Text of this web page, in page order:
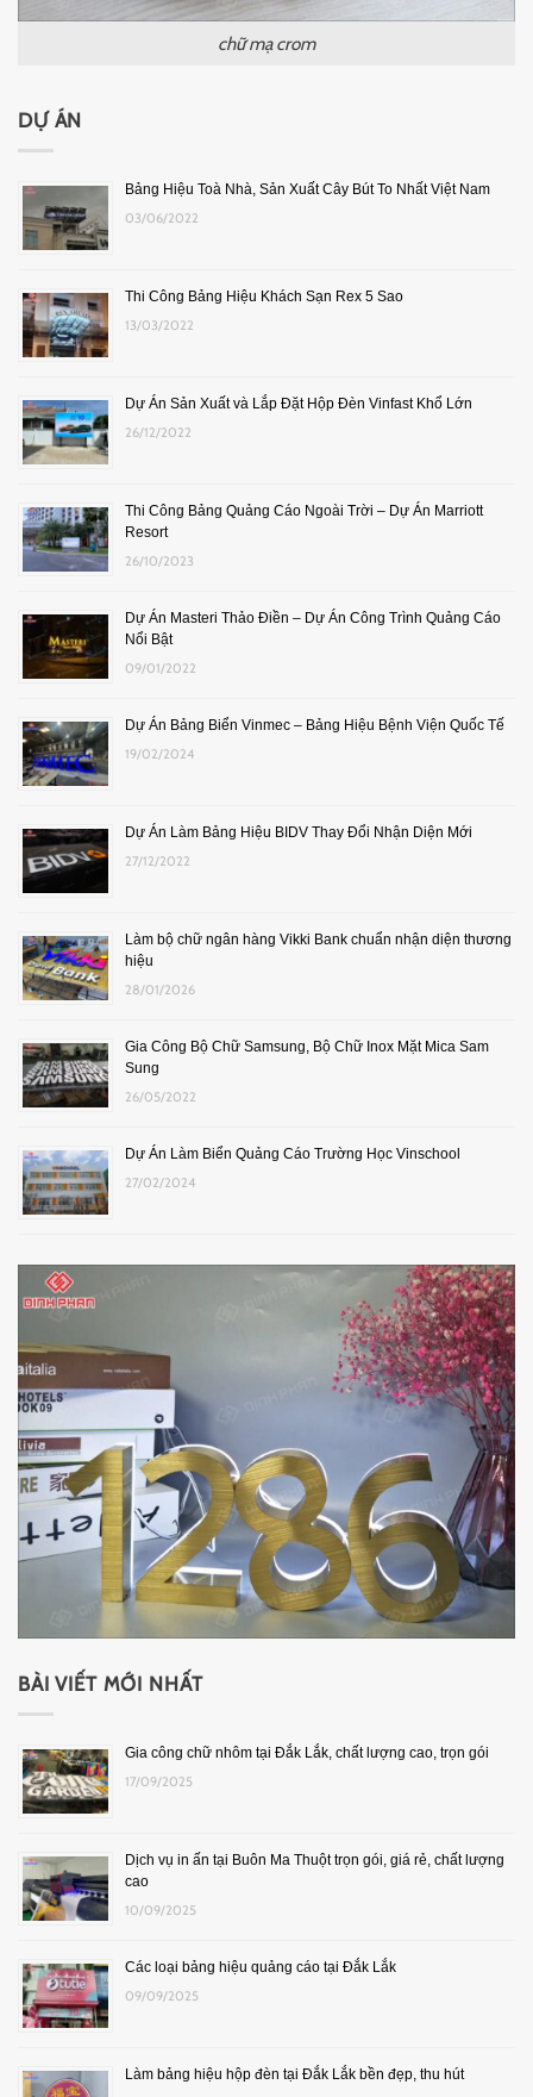
chữ mạ crom
DỰ ÁN
Bảng Hiệu Toà Nhà, Sản Xuất Cây Bút To Nhất Việt Nam
03/06/2022
Thi Công Bảng Hiệu Khách Sạn Rex 5 Sao
13/03/2022
Dự Án Sản Xuất và Lắp Đặt Hộp Đèn Vinfast Khổ Lớn
26/12/2022
Thi Công Bảng Quảng Cáo Ngoài Trời – Dự Án Marriott
Resort
26/10/2023
Dự Án Masteri Thảo Điền – Dự Án Công Trình Quảng Cáo
Nổi Bật
09/01/2022
Dự Án Bảng Biển Vinmec – Bảng Hiệu Bệnh Viện Quốc Tế
19/02/2024
Dự Án Làm Bảng Hiệu BIDV Thay Đổi Nhận Diện Mới
27/12/2022
Làm bộ chữ ngân hàng Vikki Bank chuẩn nhận diện thương
hiệu
28/01/2026
Gia Công Bộ Chữ Samsung, Bộ Chữ Inox Mặt Mica Sam
Sung
26/05/2022
Dự Án Làm Biển Quảng Cáo Trường Học Vinschool
27/02/2024
BÀI VIẾT MỚI NHẤT
Gia công chữ nhôm tại Đắk Lắk, chất lượng cao, trọn gói
17/09/2025
Dịch vụ in ấn tại Buôn Ma Thuột trọn gói, giá rẻ, chất lượng
cao
10/09/2025
Các loại bảng hiệu quảng cáo tại Đắk Lắk
09/09/2025
Làm bảng hiệu hộp đèn tại Đắk Lắk bền đẹp, thu hút